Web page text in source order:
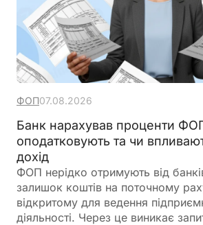
ФОП07.08.2026
Банк нарахував проценти
оподатковують та чи
дохід
ФОП нерідко отримують від
залишок коштів на поточному
відкритому для ведення
діяльності. Через це виникає